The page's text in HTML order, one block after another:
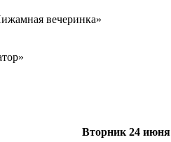
вечеринка»
Вторник 24 июня